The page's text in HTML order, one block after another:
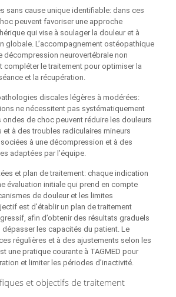
sans cause unique identifiable: dans ces
peuvent favoriser une approche
qui vise à soulager la douleur et à
globale. L’accompagnement ostéopathique
décompression neurovertébrale non
compléter le traitement pour optimiser la
et la récupération.
discales légères à modérées:
ne nécessitent pas systématiquement
ondes de choc peuvent réduire les douleurs
et à des troubles radiculaires mineurs
à une décompression et à des
adaptées par l’équipe.
et plan de traitement: chaque indication
évaluation initiale qui prend en compte
de douleur et les limites
est d’établir un plan de traitement
afin d’obtenir des résultats graduels
les capacités du patient. Le
régulières et à des ajustements selon les
une pratique courante à TAGMED pour
et limiter les périodes d’inactivité.
et objectifs de traitement